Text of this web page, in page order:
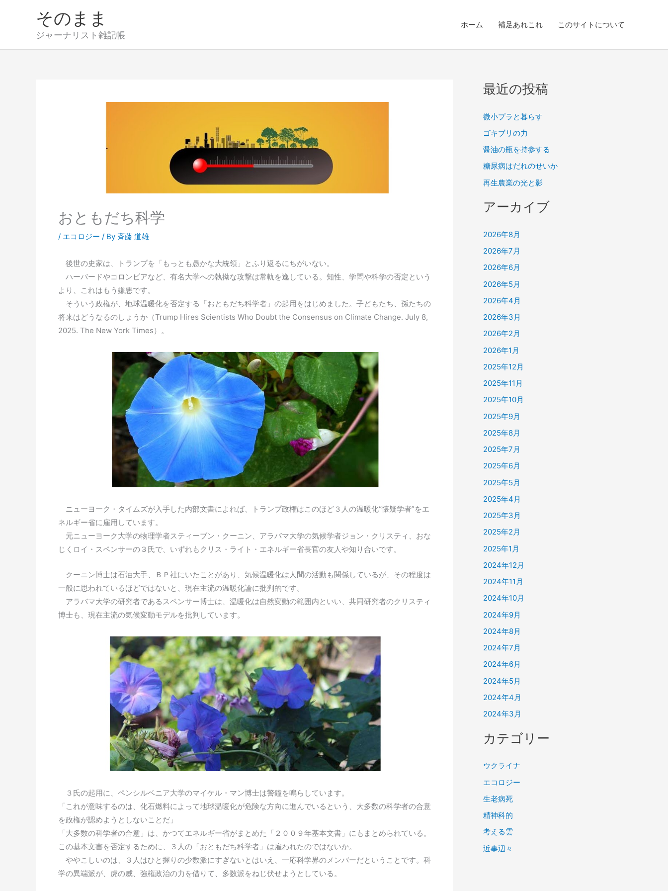
そのまま
ジャーナリスト雑記帳
ホーム 補足あれこれ このサイトについて
おともだち科学
/ エコロジー / By 斉藤 道雄
後世の史家は、トランプを「もっとも愚かな大統領」とふり返るにちがいない。
ハーバードやコロンビアなど、有名大学への執拗な攻撃は常軌を逸している。知性、学問や科学の否定という
より、これはもう嫌悪です。
そういう政権が、地球温暖化を否定する「おともだち科学者」の起用をはじめました。子どもたち、孫たちの
将来はどうなるのしょうか（Trump Hires Scientists Who Doubt the Consensus on Climate Change. July 8,
2025. The New York Times）。
ニューヨーク・タイムズが入手した内部文書によれば、トランプ政権はこのほど３人の温暖化“懐疑学者”をエ
ネルギー省に雇用しています。
元ニューヨーク大学の物理学者スティーブン・クーニン、アラバマ大学の気候学者ジョン・クリスティ、おな
じくロイ・スペンサーの３氏で、いずれもクリス・ライト・エネルギー省長官の友人や知り合いです。
クーニン博士は石油大手、ＢＰ社にいたことがあり、気候温暖化は人間の活動も関係しているが、その程度は
一般に思われているほどではないと、現在主流の温暖化論に批判的です。
アラバマ大学の研究者であるスペンサー博士は、温暖化は自然変動の範囲内といい、共同研究者のクリスティ
博士も、現在主流の気候変動モデルを批判しています。
３氏の起用に、ペンシルベニア大学のマイケル・マン博士は警鐘を鳴らしています。
「これが意味するのは、化石燃料によって地球温暖化が危険な方向に進んでいるという、大多数の科学者の合意
を政権が認めようとしないことだ」
「大多数の科学者の合意」は、かつてエネルギー省がまとめた「２００９年基本文書」にもまとめられている。
この基本文書を否定するために、３人の「おともだち科学者」は雇われたのではないか。
ややこしいのは、３人はひと握りの少数派にすぎないとはいえ、一応科学界のメンバーだということです。科
学の異端派が、虎の威、強権政治の力を借りて、多数派をねじ伏せようとしている。
最近の投稿
微小プラと暮らす
ゴキブリの力
醤油の瓶を持参する
糖尿病はだれのせいか
再生農業の光と影
アーカイブ
2026年8月
2026年7月
2026年6月
2026年5月
2026年4月
2026年3月
2026年2月
2026年1月
2025年12月
2025年11月
2025年10月
2025年9月
2025年8月
2025年7月
2025年6月
2025年5月
2025年4月
2025年3月
2025年2月
2025年1月
2024年12月
2024年11月
2024年10月
2024年9月
2024年8月
2024年7月
2024年6月
2024年5月
2024年4月
2024年3月
カテゴリー
ウクライナ
エコロジー
生老病死
精神科的
考える雲
近事辺々